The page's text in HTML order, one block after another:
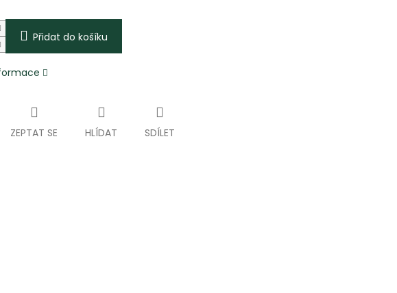
Přidat do košíku
ZEPTAT SE HLÍDAT SDÍLET